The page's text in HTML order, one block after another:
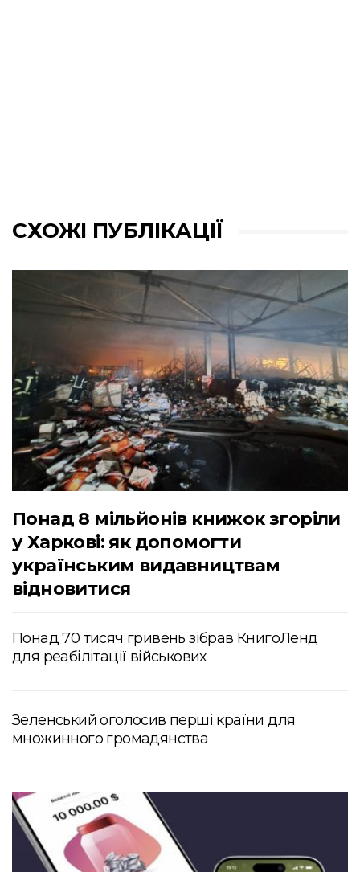
СХОЖІ ПУБЛІКАЦІЇ
Понад 8 мільйонів книжок згоріли
у Харкові: як допомогти
українським видавництвам
відновитися
Понад 70 тисяч гривень зібрав КнигоЛенд
для реабілітації військових
Зеленський оголосив перші країни для
множинного громадянства